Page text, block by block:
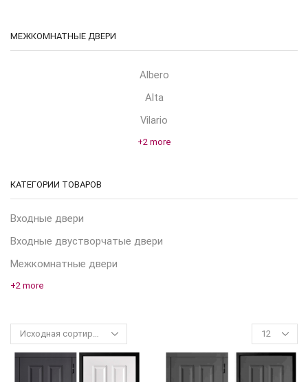
МЕЖКОМНАТНЫЕ ДВЕРИ
Albero
Alta
Vilario
+2 more
КАТЕГОРИИ ТОВАРОВ
Входные двери
Входные двустворчатые двери
Межкомнатные двери
+2 more